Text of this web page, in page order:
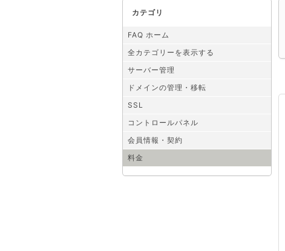
カテゴリ
FAQ ホーム
全カテゴリーを表示する
サーバー管理
ドメインの管理・移転
SSL
コントロールパネル
会員情報・契約
料金